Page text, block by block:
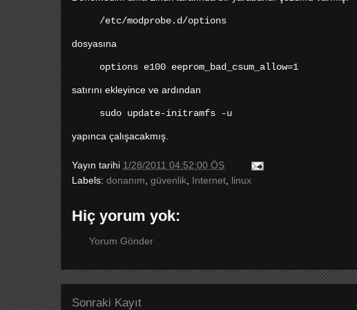
/etc/modprobe.d/options
dosyasına
options e100 eeprom_bad_csum_allow=1
satırını ekleyince ve ardından
sudo update-initramfs -u
yapınca çalışacakmış.
Yayın tarihi 1/28/2011 04:52:00 ÖS
Labels: donanım güvenlik Internet linux
Hiç yorum yok:
Yorum Gönder
Sonraki Kayıt